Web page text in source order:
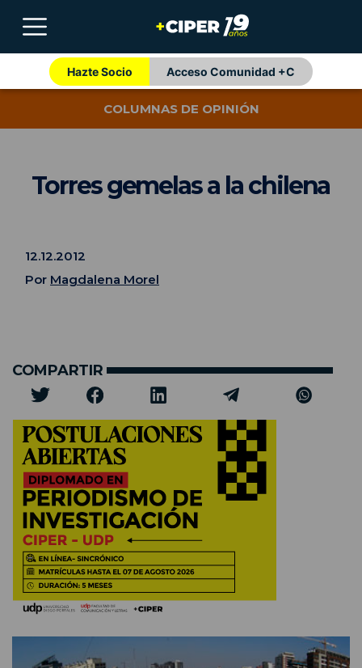
Hazte Socio Acceso Comunidad +C
COLUMNAS DE OPINIÓN
Torres gemelas a la chilena
12.12.2012
Por Magdalena Morel
COMPARTIR